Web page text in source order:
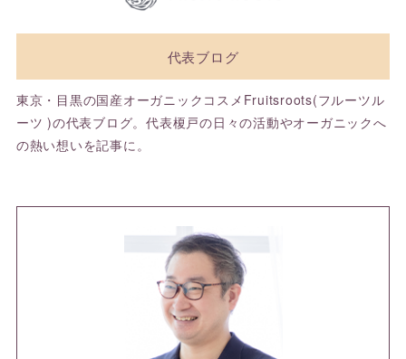
代表ブログ
東京・目黒の国産オーガニックコスメFruitsroots(フルーツル
ーツ )の代表ブログ。代表榎戸の日々の活動やオーガニックへ
の熱い想いを記事に。